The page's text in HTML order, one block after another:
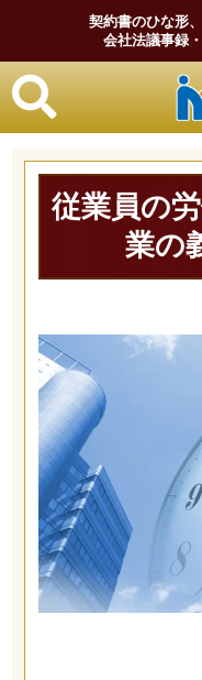
契約書のひな形
会社法議事録
従業員の
業の